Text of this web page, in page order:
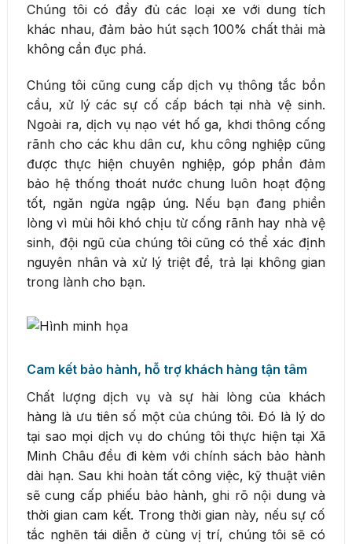
Chúng tôi có đầy đủ các loại xe với dung tích
khác nhau, đảm bảo hút sạch 100% chất thải mà
không cần đục phá.
Chúng tôi cũng cung cấp dịch vụ thông tắc bồn
cầu, xử lý các sự cố cấp bách tại nhà vệ sinh.
Ngoài ra, dịch vụ nạo vét hố ga, khơi thông cống
rãnh cho các khu dân cư, khu công nghiệp cũng
được thực hiện chuyên nghiệp, góp phần đảm
bảo hệ thống thoát nước chung luôn hoạt động
tốt, ngăn ngừa ngập úng. Nếu bạn đang phiền
lòng vì mùi hôi khó chịu từ cống rãnh hay nhà vệ
sinh, đội ngũ của chúng tôi cũng có thể xác định
nguyên nhân và xử lý triệt để, trả lại không gian
trong lành cho bạn.
Cam kết bảo hành, hỗ trợ khách hàng tận tâm
Chất lượng dịch vụ và sự hài lòng của khách
hàng là ưu tiên số một của chúng tôi. Đó là lý do
tại sao mọi dịch vụ do chúng tôi thực hiện tại Xã
Minh Châu đều đi kèm với chính sách bảo hành
dài hạn. Sau khi hoàn tất công việc, kỹ thuật viên
sẽ cung cấp phiếu bảo hành, ghi rõ nội dung và
thời gian cam kết. Trong thời gian này, nếu sự cố
tắc nghẽn tái diễn ở cùng vị trí, chúng tôi sẽ có